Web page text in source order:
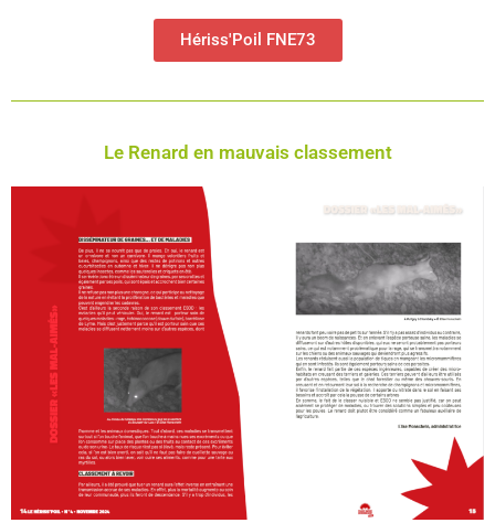
Hériss'Poil FNE73
Le Renard en mauvais classement